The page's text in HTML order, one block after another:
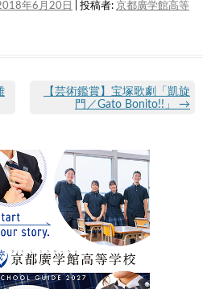
年6月20日 投稿者: 京都廣学館高等
【芸術鑑賞】宝塚歌劇「凱旋
門／Gato Bonito!!」 →